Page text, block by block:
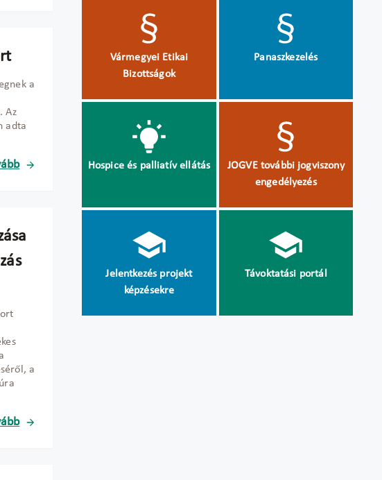
a
Az
adta
a
Vármegyei Etikai
Bizottságok
Panaszkezelés
Hospice és palliatív ellátás
JOGVE további jogviszony
engedélyezés
Jelentkezés projekt
képzésekre
Távoktatási portál